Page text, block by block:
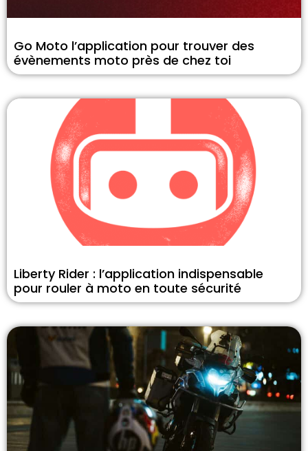
Go Moto l’application pour trouver des
évènements moto près de chez toi
Liberty Rider : l’application indispensable
pour rouler à moto en toute sécurité